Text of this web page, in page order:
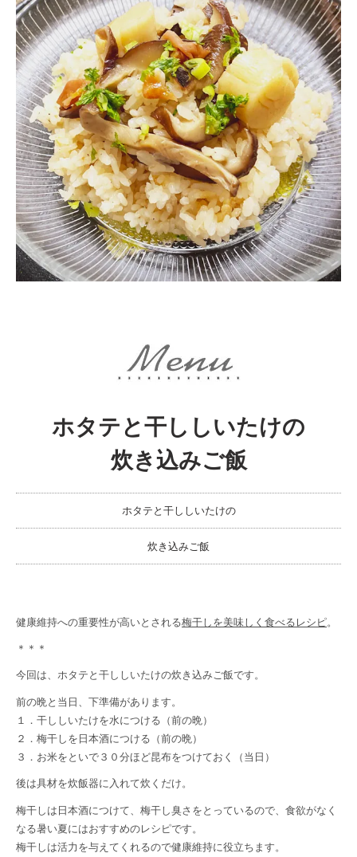
ホタテと干ししいたけの
炊き込みご飯
ホタテと干ししいたけの
炊き込みご飯
健康維持への重要性が高いとされる梅干しを美味しく食べるレシピ。
＊＊＊
今回は、ホタテと干ししいたけの炊き込みご飯です。
前の晩と当日、下準備があります。
１．干ししいたけを水につける（前の晩）
２．梅干しを日本酒につける（前の晩）
３．お米をといで３０分ほど昆布をつけておく（当日）
後は具材を炊飯器に入れて炊くだけ。
梅干しは日本酒につけて、梅干し臭さをとっているので、食欲がなく
なる暑い夏にはおすすめのレシピです。
梅干しは活力を与えてくれるので健康維持に役立ちます。